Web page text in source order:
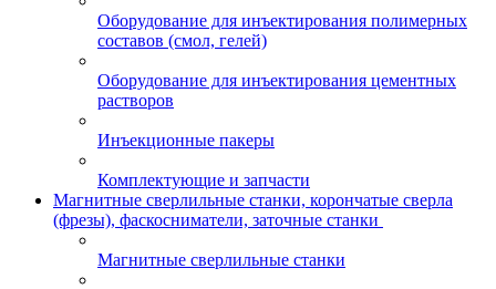
Оборудование для инъектирования полимерных
составов (смол, гелей)
Оборудование для инъектирования цементных
растворов
Инъекционные пакеры
Комплектующие и запчасти
Магнитные сверлильные станки, корончатые сверла
(фрезы), фаскосниматели, заточные станки
Магнитные сверлильные станки